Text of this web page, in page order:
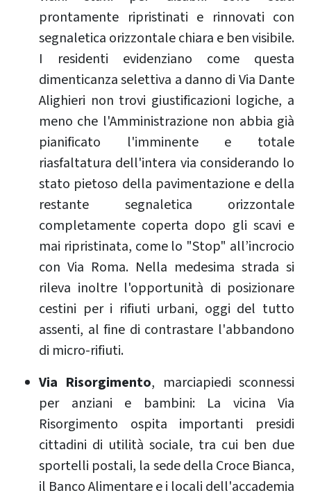
prontamente ripristinati e rinnovati con
segnaletica orizzontale chiara e ben visibile.
I residenti evidenziano come questa
dimenticanza selettiva a danno di Via Dante
Alighieri non trovi giustificazioni logiche, a
meno che l'Amministrazione non abbia già
pianificato l'imminente e totale
riasfaltatura dell'intera via considerando lo
stato pietoso della pavimentazione e della
restante segnaletica orizzontale
completamente coperta dopo gli scavi e
mai ripristinata, come lo "Stop" all’incrocio
con Via Roma. Nella medesima strada si
rileva inoltre l'opportunità di posizionare
cestini per i rifiuti urbani, oggi del tutto
assenti, al fine di contrastare l'abbandono
di micro-rifiuti.
Via Risorgimento, marciapiedi sconnessi
per anziani e bambini: La vicina Via
Risorgimento ospita importanti presidi
cittadini di utilità sociale, tra cui ben due
sportelli postali, la sede della Croce Bianca,
il Banco Alimentare e i locali dell'accademia